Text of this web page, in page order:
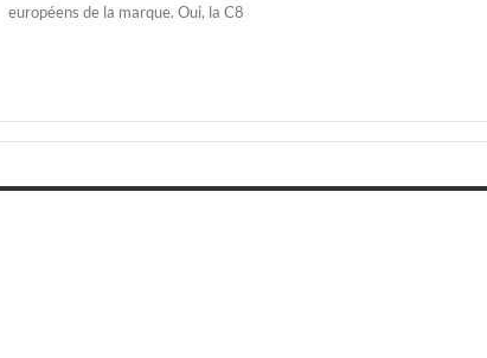
européens de la marque. Oui, la C8